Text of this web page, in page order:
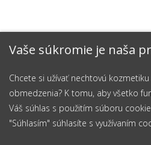
Vaše súkromie je naša
Chcete si užívať nechtovú
obmedzenia? K tomu, aby všetko
Váš súhlas s použitím súboru
"Súhlasím" súhlasíte s využívaním